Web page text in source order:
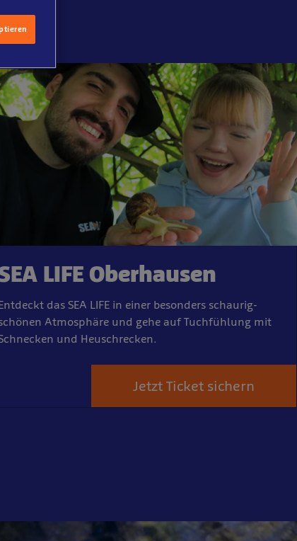
LIFE Oberhausen
das SEA LIFE in einer besonders schaurig-
Atmosphäre und gehe auf Tuchfühlung mit
und Heuschrecken.
Jetzt Ticket sichern